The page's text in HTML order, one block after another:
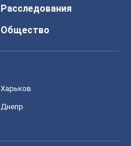
Расследования
Общество
Харьков
Днепр